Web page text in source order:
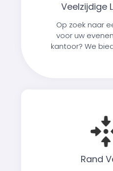
Veelzijdige
Op zoek naar
voor uw
kantoor? We
Rand